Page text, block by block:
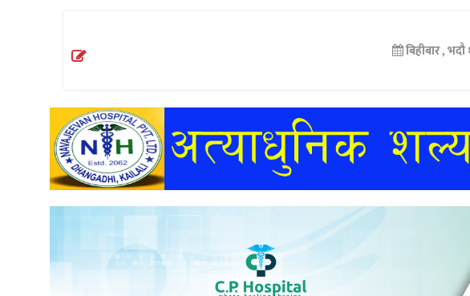
अन्तराष्ट्रिय
अन्तर्वार्ता
खेलकुद
बिहीबार ,